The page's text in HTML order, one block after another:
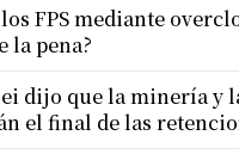
FPS mediante
la pena?
dijo que la minería y
el final de las